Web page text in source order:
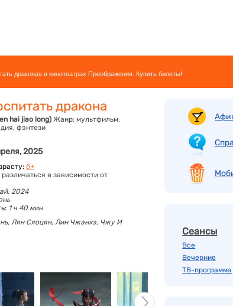
дракона» в кинотеатрах Преображения. Купить билеты!
дракона
hai jiao long) Жанр: мультфильм,
фэнтези
2025
6+
в зависимости от
2024
1 ч 40 мин
Лян Сяоцян, Лин Чжэнхэ, Чжу И
Сеансы
Все
Вечерние
ТВ-программа